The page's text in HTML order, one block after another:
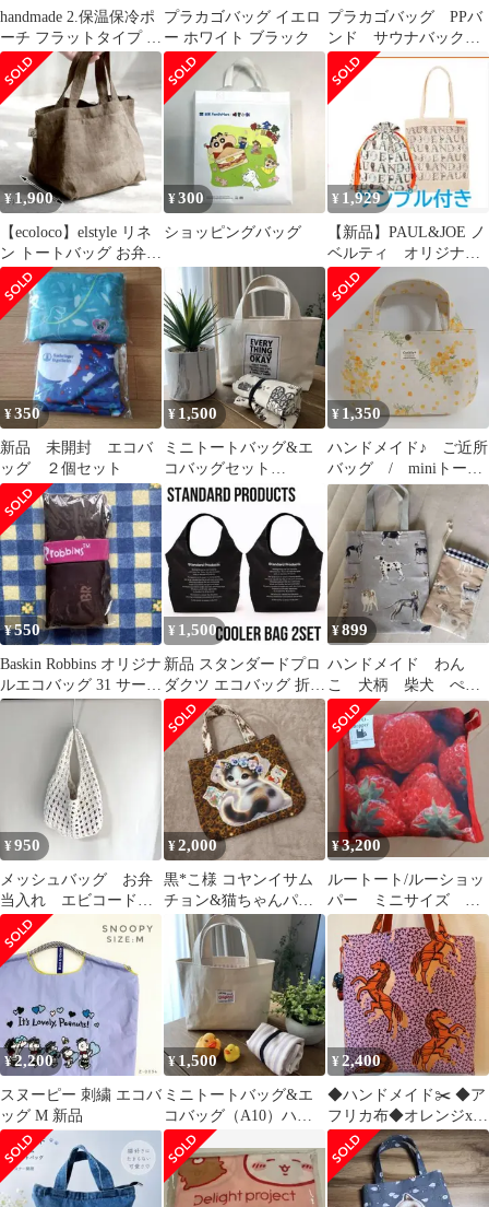
handmade 2.保温保冷ポ
ーチ フラットタイプ ギ
ンガムチェック柄
プラカゴバッグ イエロ
ー ホワイト ブラック
プラカゴバッグ PPバ
ンド サウナバック
かごバッグ
¥1,900
【ecoloco】elstyle リネ
ン トートバッグ お弁当
バッグ
¥300
ショッピングバッグ
¥ 1,929
【新品】PAUL&JOE ノ
ベルティ オリジナル
サマートートバッグ
サンプル付き
¥350
新品 未開封 エコバ
ッグ ２個セット
¥ 1,500
ミニトートバッグ&エ
コバッグセット
（A02）ハンドメイド
¥ 1,350
ハンドメイド♪ ご近所
バッグ / miniトート
バッグ ミモザ♪
¥550
Baskin Robbins オリジナ
ルエコバッグ 31 サーテ
ィワン 新品
¥ 1,500
新品 スタンダードプロ
ダクツ エコバッグ 折り
たたみ 保冷バッグ 買い
物 2点
¥899
ハンドメイド わん
こ 犬柄 柴犬 ぺた
んこトート 巾着 2点
セット
¥950
メッシュバッグ お弁
当入れ エビコード付
き エコバッグ コッ
トン糸使用
¥2,000
黒*こ様 コヤンイサム
チョン&猫ちゃんパネ
ル ふっくらト–トバッ
グ輸入ヒョウ柄小
¥3,200
ルートート/ルーショッ
パー ミニサイズ 新
品 イチゴ エコバッ
グ 人気 レア廃盤
¥2,200
スヌーピー 刺繍 エコバ
ッグ M 新品
¥1,500
ミニトートバッグ&エ
コバッグ（A10）ハン
ドメイド
¥2,400
◆ハンドメイド✂️ ◆ア
フリカ布◆オレンジx金
箔馬柄◆トートバッグ